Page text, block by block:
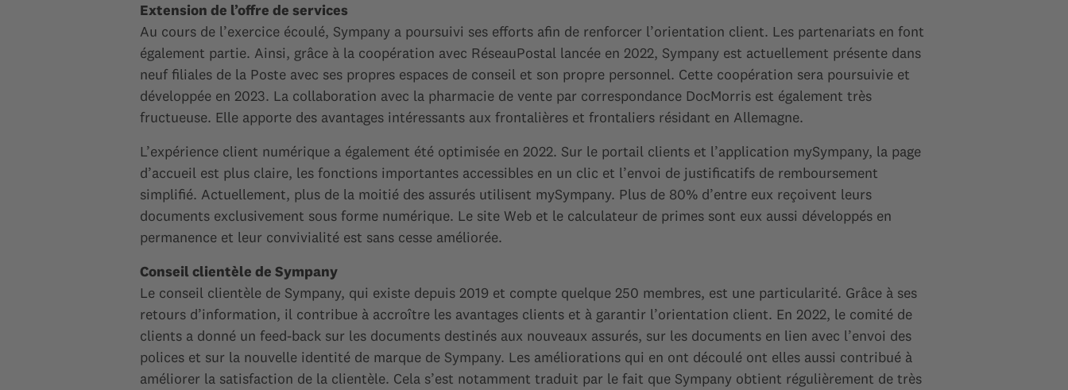
Extension de l’offre de services
Au cours de l’exercice écoulé, Sympany a poursuivi ses efforts afin de renforcer l’orientation client. Les partenariats en font
également partie. Ainsi, grâce à la coopération avec RéseauPostal lancée en 2022, Sympany est actuellement présente dans
neuf filiales de la Poste avec ses propres espaces de conseil et son propre personnel. Cette coopération sera poursuivie et
développée en 2023. La collaboration avec la pharmacie de vente par correspondance DocMorris est également très
fructueuse. Elle apporte des avantages intéressants aux frontalières et frontaliers résidant en Allemagne.
L’expérience client numérique a également été optimisée en 2022. Sur le portail clients et l’application mySympany, la page
d’accueil est plus claire, les fonctions importantes accessibles en un clic et l’envoi de justificatifs de remboursement
simplifié. Actuellement, plus de la moitié des assurés utilisent mySympany. Plus de 80% d’entre eux reçoivent leurs
documents exclusivement sous forme numérique. Le site Web et le calculateur de primes sont eux aussi développés en
permanence et leur convivialité est sans cesse améliorée.
Conseil clientèle de Sympany
Le conseil clientèle de Sympany, qui existe depuis 2019 et compte quelque 250 membres, est une particularité. Grâce à ses
retours d’information, il contribue à accroître les avantages clients et à garantir l’orientation client. En 2022, le comité de
clients a donné un feed-back sur les documents destinés aux nouveaux assurés, sur les documents en lien avec l’envoi des
polices et sur la nouvelle identité de marque de Sympany. Les améliorations qui en ont découlé ont elles aussi contribué à
améliorer la satisfaction de la clientèle. Cela s’est notamment traduit par le fait que Sympany obtient régulièrement de très